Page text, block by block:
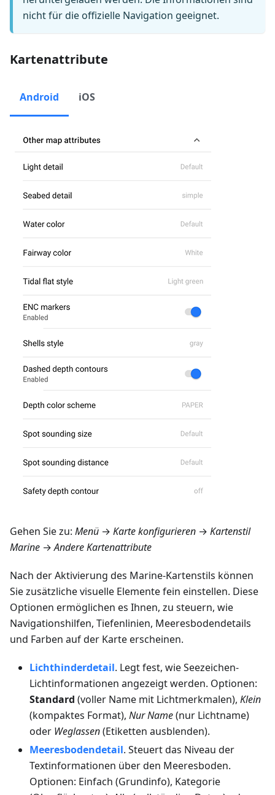
nicht für die offizielle Navigation geeignet.
Kartenattribute
Android iOS
Gehen Sie zu: Menü → Karte konfigurieren → Kartenstil
Marine →Andere Kartenattribute
Nach der Aktivierung des Marine-Kartenstils können
Sie zusätzliche visuelle Elemente fein einstellen. Diese
Optionen ermöglichen es Ihnen, zu steuern, wie
Navigationshilfen, Tiefenlinien, Meeresbodendetails
und Farben auf der Karte erscheinen.
Lichthinderdetail. Legt fest, wie Seezeichen-
Lichtinformationen angezeigt werden. Optionen:
Standard (voller Name mit Lichtmerkmalen), Klein
(kompaktes Format), Nur Name(nur Lichtname)
oder Weglassen(Etiketten ausblenden).
Meeresbodendetail. Steuert das Niveau der
Textinformationen über den Meeresboden.
Optionen: Einfach (Grundinfo), Kategorie